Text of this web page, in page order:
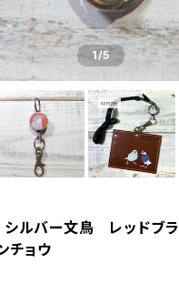
1/5
ルバー文鳥 レッド
チョウ